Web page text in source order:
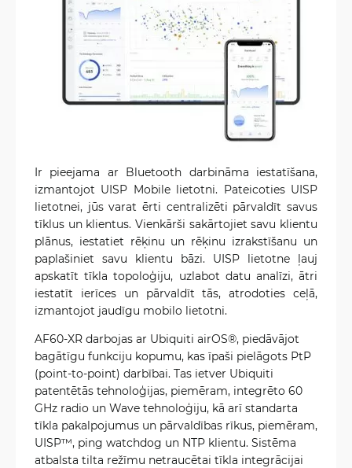
Ir pieejama ar Bluetooth darbināma iestatīšana,
izmantojot UISP Mobile lietotni. Pateicoties UISP
lietotnei, jūs varat ērti centralizēti pārvaldīt savus
tīklus un klientus. Vienkārši sakārtojiet savu klientu
plānus, iestatiet rēķinu un rēķinu izrakstīšanu un
paplašiniet savu klientu bāzi. UISP lietotne ļauj
apskatīt tīkla topoloģiju, uzlabot datu analīzi, ātri
iestatīt ierīces un pārvaldīt tās, atrodoties ceļā,
izmantojot jaudīgu mobilo lietotni.
AF60-XR darbojas ar Ubiquiti airOS®, piedāvājot
bagātīgu funkciju kopumu, kas īpaši pielāgots PtP
(point-to-point) darbībai. Tas ietver Ubiquiti
patentētās tehnoloģijas, piemēram, integrēto 60
GHz radio un Wave tehnoloģiju, kā arī standarta
tīkla pakalpojumus un pārvaldības rīkus, piemēram,
UISP™, ping watchdog un NTP klientu. Sistēma
atbalsta tilta režīmu netraucētai tīkla integrācijai